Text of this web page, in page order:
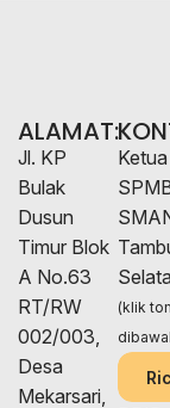
ALAMAT:
Jl. KP
Bulak
Dusun
Timur Blok
A No.63
RT/RW
002/003,
Desa
Mekarsari,
Ketua
(klik